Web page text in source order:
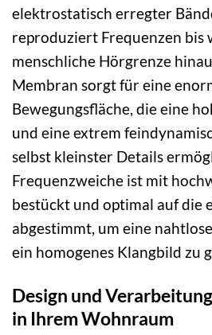
elektrostatisch erregter
reproduziert Frequenzen bis
menschliche Hörgrenze
Membran sorgt für eine
Bewegungsfläche, die eine
und eine extrem
selbst kleinster Details
Frequenzweiche ist mit
bestückt und optimal auf die
abgestimmt, um eine
ein homogenes Klangbild zu
Design und
in Ihrem Wohnraum